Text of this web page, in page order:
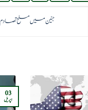
جنین میں مسلح تصادم؛2 فلسطینی شہید،1 صیہونی افسر
03
اپریل